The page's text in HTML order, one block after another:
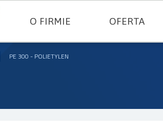
OFERTA
O FIRMIE
PE 300 - POLIETYLEN